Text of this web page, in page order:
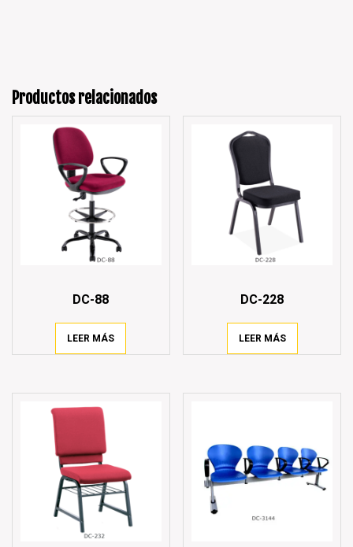
Productos relacionados
DC-88
LEER MÁS
DC-228
LEER MÁS